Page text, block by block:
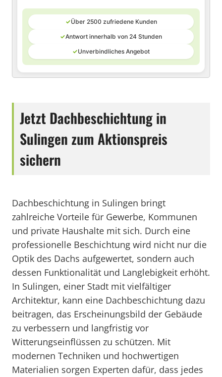
✓Über 2500 zufriedene Kunden
✓Antwort innerhalb von 24 Stunden
✓Unverbindliches Angebot
Jetzt Dachbeschichtung in
Sulingen zum Aktionspreis
sichern
Dachbeschichtung in Sulingen bringt
zahlreiche Vorteile für Gewerbe, Kommunen
und private Haushalte mit sich. Durch eine
professionelle Beschichtung wird nicht nur die
Optik des Dachs aufgewertet, sondern auch
dessen Funktionalität und Langlebigkeit erhöht.
In Sulingen, einer Stadt mit vielfältiger
Architektur, kann eine Dachbeschichtung dazu
beitragen, das Erscheinungsbild der Gebäude
zu verbessern und langfristig vor
Witterungseinflüssen zu schützen. Mit
modernen Techniken und hochwertigen
Materialien sorgen Experten dafür, dass jedes